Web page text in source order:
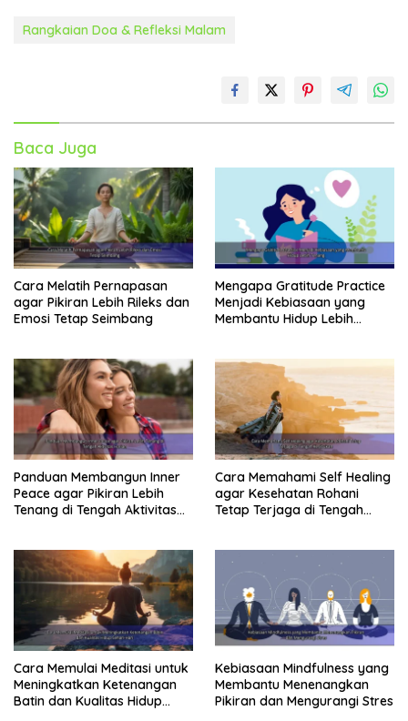
Rangkaian Doa & Refleksi Malam
Baca Juga
Cara Melatih Pernapasan
agar Pikiran Lebih Rileks dan
Emosi Tetap Seimbang
Mengapa Gratitude Practice
Menjadi Kebiasaan yang
Membantu Hidup Lebih
Panduan Membangun Inner
Peace agar Pikiran Lebih
Tenang di Tengah Aktivitas
Cara Memahami Self Healing
agar Kesehatan Rohani
Tetap Terjaga di Tengah
Cara Memulai Meditasi untuk
Meningkatkan Ketenangan
Batin dan Kualitas Hidup
Kebiasaan Mindfulness yang
Membantu Menenangkan
Pikiran dan Mengurangi Stres